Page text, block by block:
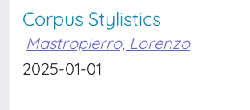
Corpus Stylistics
Mastropierro, Lorenzo
2025-01-01